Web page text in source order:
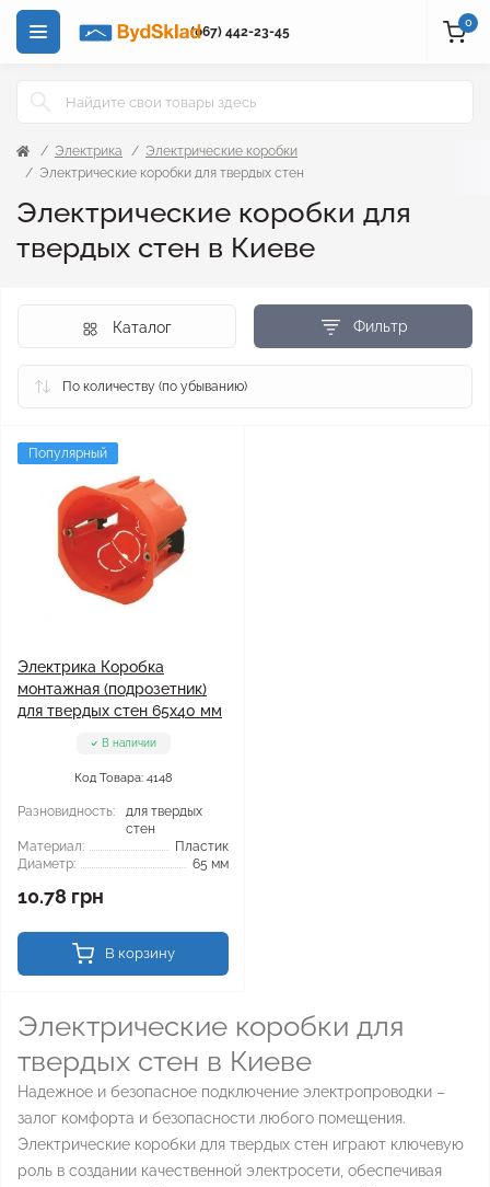
(067) 442-23-45
0
Электрика
Электрические коробки
Электрические коробки для твердых стен
Электрические коробки для
твердых стен в Киеве
Фильтр
Каталог
Популярный
Электрика Коробка
монтажная (подрозетник)
для твердых стен 65x40 мм
В наличии
Код Товара: 4148
Разновидность:
для твердых
стен
Материал:
Пластик
Диаметр:
65 мм
10.78 грн
В корзину
Электрические коробки для
твердых стен в Киеве
Надежное и безопасное подключение электропроводки –
залог комфорта и безопасности любого помещения.
Электрические коробки для твердых стен играют ключевую
роль в создании качественной электросети, обеспечивая